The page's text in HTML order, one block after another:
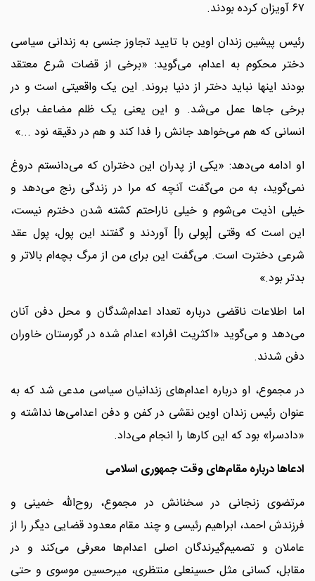
۶۷ آویزان کرده بودند.
رئیس پیشین زندان اوین با تایید تجاوز جنسی به زندانی سیاسی
دختر محکوم به اعدام، می‌گوید: «برخی از قضات شرع معتقد
بودند اینها نباید دختر از دنیا بروند. این یک واقعیتی است و در
برخی جاها عمل می‌شد. و این یعنی یک ظلم مضاعف برای
انسانی که هم می‌خواهد جانش را فدا کند و هم در دقیقه نود ...»
او ادامه می‌دهد: «یکی از پدران این دختران که می‌دانستم دروغ
نمی‌گوید، به من می‌گفت آنچه که مرا در زندگی رنج می‌دهد و
خیلی اذیت می‌شوم و خیلی ناراحتم کشته شدن دخترم نیست،
این است که وقتی [پولی را] آوردند و گفتند این پول، پول عقد
شرعی دخترت است. می‌گفت این برای من از مرگ بچه‌ام بالاتر و
بدتر بود.»
اما اطلاعات ناقضی درباره تعداد اعدام‌شدگان و محل دفن آنان
می‌دهد و می‌گوید «اکثریت افراد» اعدام شده در گورستان خاوران
دفن شدند.
در مجموع، او درباره اعدام‌های زندانیان سیاسی مدعی شد که به
عنوان رئیس زندان اوین نقشی در کفن و دفن اعدامی‌ها نداشته و
«دادسرا» بود که این کارها را انجام می‌داد.
ادعاها درباره مقام‌های وقت جمهوری اسلامی
مرتضوی زنجانی در سخنانش در مجموع، روح‌الله خمینی و
فرزندش احمد، ابراهیم رئیسی و چند مقام معدود قضایی دیگر را از
عاملان و تصمیم‌گیرندگان اصلی اعدام‌ها معرفی می‌کند و در
مقابل، کسانی مثل حسینعلی منتظری، میرحسین موسوی و حتی